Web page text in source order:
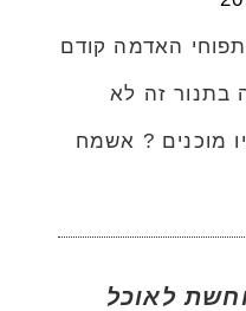
האדמה קודם
בתנור זה לא
מוכנים ? אשמח
לאוכל